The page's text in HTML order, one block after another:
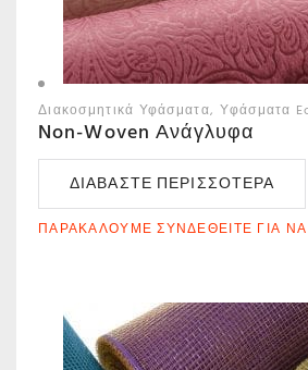
Διακοσμητικά Υφάσματα Υφάσματα
Non-Woven Ανάγλυφα
ΔΙΑΒΆΣΤΕ ΠΕΡΙΣΣΌΤΕΡΑ
ΠΑΡΑΚΑΛΟΎΜΕ ΣΥΝΔΕΘΕΊΤΕ ΓΙΑ ΝΑ